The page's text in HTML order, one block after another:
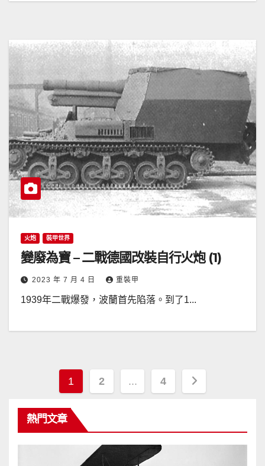
火炮 裝甲世界
變廢為寶 – 二戰德國改裝自行火炮 (1)
2023 年 7 月 4 日 重裝甲
1939年二戰爆發，波蘭首先陷落。到了1...
文
章
導
1 2 ... 4
熱門文章